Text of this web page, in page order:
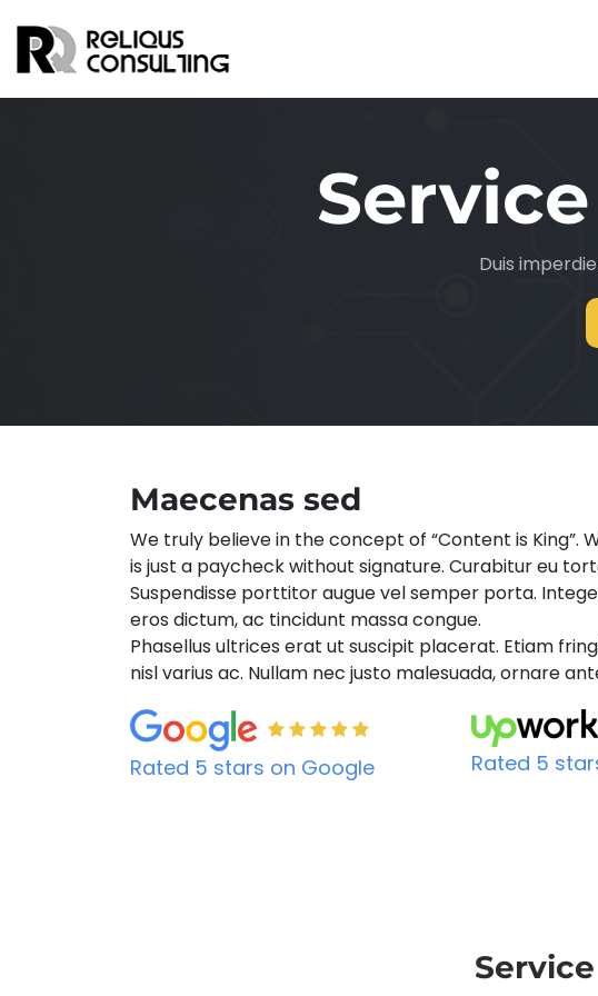
Duis
Maecenas sed
We truly believe in the concept of “Content is
is just a paycheck without signature. Curabitur eu
Suspendisse porttitor augue vel semper porta.
eros dictum, ac tincidunt massa congue.
Phasellus ultrices erat ut suscipit placerat. Etiam
nisl varius ac. Nullam nec justo malesuada, ornare
Rated 5 stars on Google Rated 5